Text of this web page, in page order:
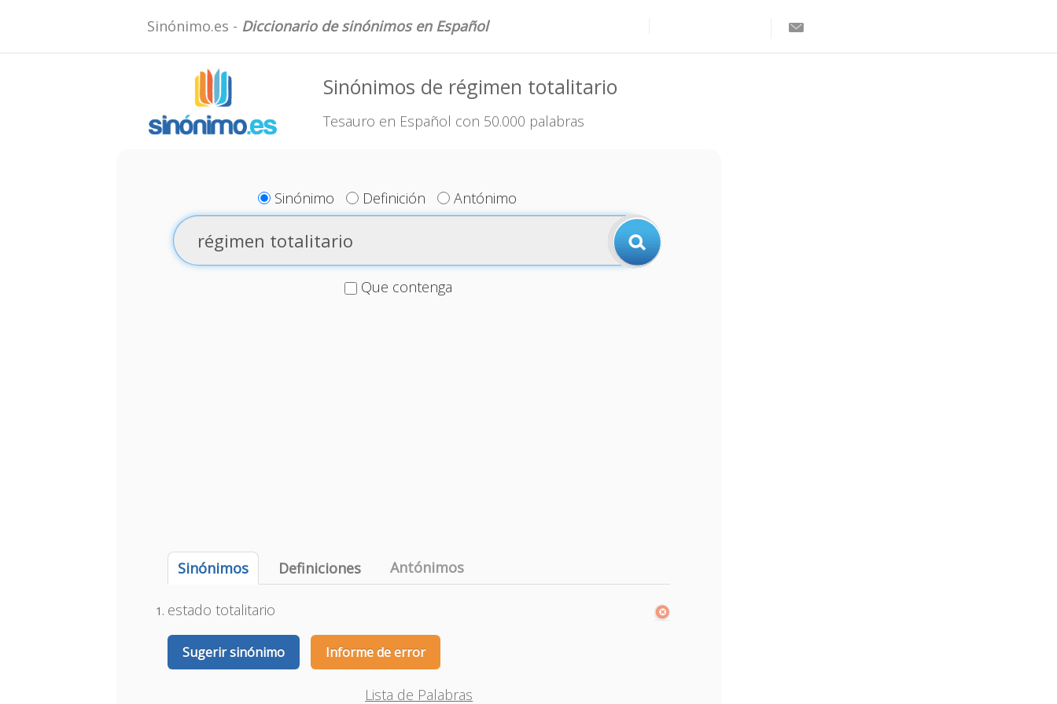
Sinónimo.es - Diccionario de sinónimos en Español
Sinónimos de régimen totalitario
Tesauro en Español con 50.000 palabras
Sinónimo Definición Antónimo
Que contenga
Sinónimos Definiciones Antónimos
estado totalitario
Sugerir sinónimo Informe de error
Lista de Palabras